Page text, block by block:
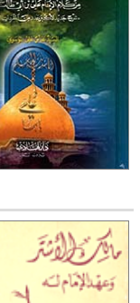
مطرزات
حقائب
حلي
عناية
بالذات
صابون
مناسبات
حدود
وفرات
عن
الشركة
سياسة
الشركة
فيديوهات
يتكرر
طرحها
خدمات
نيل
حسابك
لائحة
الأمنيات
عربة
نشرة
الإصدارات